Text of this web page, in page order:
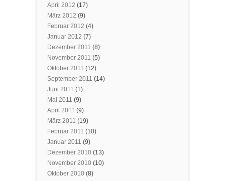
April 2012 (17)
März 2012 (9)
Februar 2012 (4)
Januar 2012 (7)
Dezember 2011 (8)
November 2011 (5)
Oktober 2011 (12)
September 2011 (14)
Juni 2011 (1)
Mai 2011 (9)
April 2011 (9)
März 2011 (19)
Februar 2011 (10)
Januar 2011 (9)
Dezember 2010 (13)
November 2010 (10)
Oktober 2010 (8)